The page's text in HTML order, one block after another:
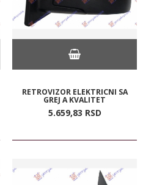
RETROVIZOR ELEKTRICNI SA
GREJ A KVALITET
5.659,83 RSD